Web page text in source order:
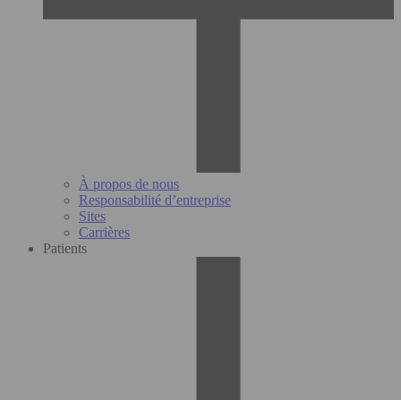
À propos de nous
Responsabilité d’entreprise
Sites
Carrières
Patients